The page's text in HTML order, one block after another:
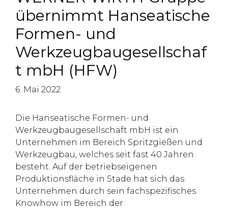
übernimmt Hanseatische
Formen- und
Werkzeugbaugesellschaf
t mbH (HFW)
6. Mai 2022
Die Hanseatische Formen- und
Werkzeugbaugesellschaft mbH ist ein
Unternehmen im Bereich Spritzgießen und
Werkzeugbau, welches seit fast 40 Jahren
besteht. Auf der betriebseigenen
Produktionsfläche in Stade hat sich das
Unternehmen durch sein fachspezifisches
Knowhow im Bereich der